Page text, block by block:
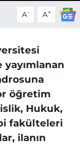
A- A+
yayımlanan
öğretim
Hukuk,
fakülteleri
ilanın